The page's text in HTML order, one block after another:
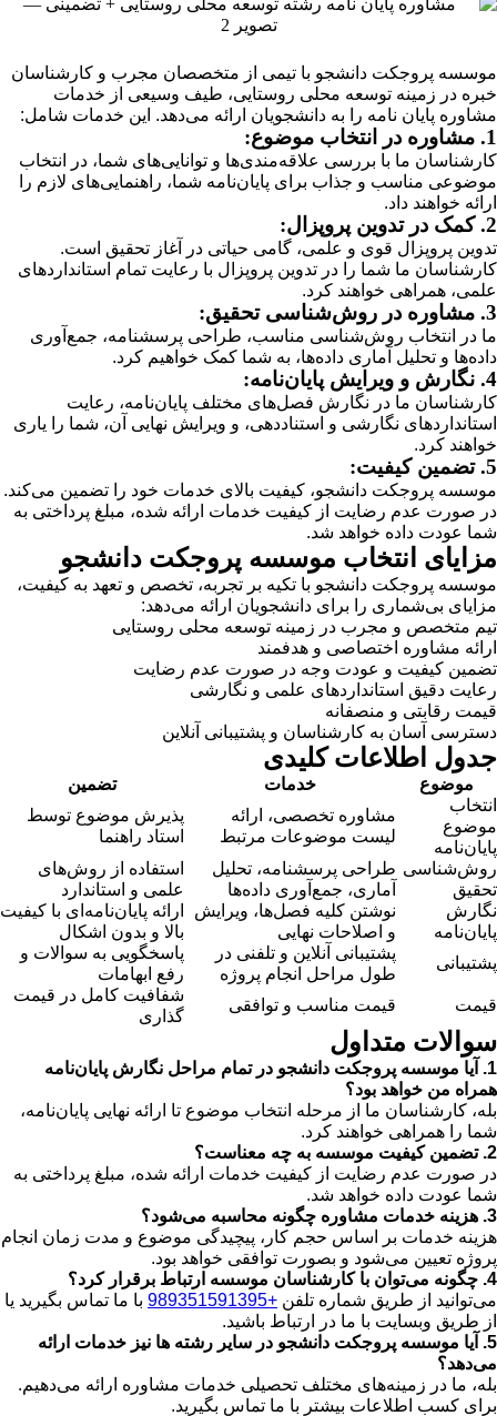
موسسه پروجکت دانشجو با تیمی از متخصصان مجرب و کارشناسان
خبره در زمینه توسعه محلی روستایی، طیف وسیعی از خدمات
مشاوره پایان نامه را به دانشجویان ارائه می‌دهد. این خدمات شامل:
1. مشاوره در انتخاب موضوع:
کارشناسان ما با بررسی علاقه‌مندی‌ها و توانایی‌های شما، در انتخاب
موضوعی مناسب و جذاب برای پایان‌نامه شما، راهنمایی‌های لازم را
ارائه خواهند داد.
2. کمک در تدوین پروپزال:
تدوین پروپزال قوی و علمی، گامی حیاتی در آغاز تحقیق است.
کارشناسان ما شما را در تدوین پروپزال با رعایت تمام استانداردهای
علمی، همراهی خواهند کرد.
3. مشاوره در روش‌شناسی تحقیق:
ما در انتخاب روش‌شناسی مناسب، طراحی پرسشنامه، جمع‌آوری
داده‌ها و تحلیل آماری داده‌ها، به شما کمک خواهیم کرد.
4. نگارش و ویرایش پایان‌نامه:
کارشناسان ما در نگارش فصل‌های مختلف پایان‌نامه، رعایت
استانداردهای نگارشی و استناددهی، و ویرایش نهایی آن، شما را یاری
خواهند کرد.
5. تضمین کیفیت:
موسسه پروجکت دانشجو، کیفیت بالای خدمات خود را تضمین می‌کند.
در صورت عدم رضایت از کیفیت خدمات ارائه شده، مبلغ پرداختی به
شما عودت داده خواهد شد.
مزایای انتخاب موسسه پروجکت دانشجو
موسسه پروجکت دانشجو با تکیه بر تجربه، تخصص و تعهد به کیفیت،
مزایای بی‌شماری را برای دانشجویان ارائه می‌دهد:
تیم متخصص و مجرب در زمینه توسعه محلی روستایی
ارائه مشاوره اختصاصی و هدفمند
تضمین کیفیت و عودت وجه در صورت عدم رضایت
رعایت دقیق استانداردهای علمی و نگارشی
قیمت رقابتی و منصفانه
دسترسی آسان به کارشناسان و پشتیبانی آنلاین
جدول اطلاعات کلیدی
موضوع خدمات
تضمین
انتخاب
موضوع
پایان‌نامه
مشاوره تخصصی، ارائه
لیست موضوعات مرتبط
پذیرش موضوع توسط
استاد راهنما
روش‌شناسی
تحقیق
طراحی پرسشنامه، تحلیل
آماری، جمع‌آوری داده‌ها
استفاده از روش‌های
علمی و استاندارد
نگارش
پایان‌نامه
نوشتن کلیه فصل‌ها، ویرایش
و اصلاحات نهایی
ارائه پایان‌نامه‌ای با کیفیت
بالا و بدون اشکال
پشتیبانی
پشتیبانی آنلاین و تلفنی در
طول مراحل انجام پروژه
پاسخگویی به سوالات و
رفع ابهامات
قیمت
قیمت مناسب و توافقی
شفافیت کامل در قیمت
گذاری
سوالات متداول
1. آیا موسسه پروجکت دانشجو در تمام مراحل نگارش پایان‌نامه
همراه من خواهد بود؟
بله، کارشناسان ما از مرحله انتخاب موضوع تا ارائه نهایی پایان‌نامه،
شما را همراهی خواهند کرد.
2. تضمین کیفیت موسسه به چه معناست؟
در صورت عدم رضایت از کیفیت خدمات ارائه شده، مبلغ پرداختی به
شما عودت داده خواهد شد.
3. هزینه خدمات مشاوره چگونه محاسبه می‌شود؟
هزینه خدمات بر اساس حجم کار، پیچیدگی موضوع و مدت زمان انجام
پروژه تعیین می‌شود و بصورت توافقی خواهد بود.
4. چگونه می‌توان با کارشناسان موسسه ارتباط برقرار کرد؟
می‌توانید از طریق شماره تلفن +989351591395
با ما تماس بگیرید یا
از طریق وبسایت با ما در ارتباط باشید.
5. آیا موسسه پروجکت دانشجو در سایر رشته ها نیز خدمات ارائه
می‌دهد؟
بله، ما در زمینه‌های مختلف تحصیلی خدمات مشاوره ارائه می‌دهیم.
برای کسب اطلاعات بیشتر با ما تماس بگیرید.